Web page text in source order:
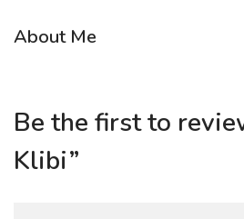
About Me
Be the first to
Klibi”